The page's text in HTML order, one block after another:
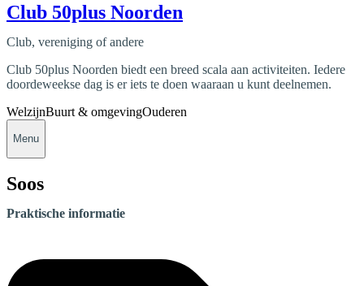
Club 50plus Noorden
Club, vereniging of andere
Club 50plus Noorden biedt een breed scala aan activiteiten. Iedere
doordeweekse dag is er iets te doen waaraan u kunt deelnemen.
WelzijnBuurt & omgevingOuderen
Menu
Soos
Praktische informatie